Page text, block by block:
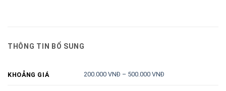
THÔNG TIN BỔ SUNG
KHOẢNG GIÁ 200.000 VNĐ – 500.000 VNĐ